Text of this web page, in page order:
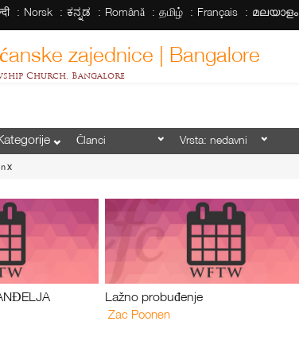
Norsk ಕನ್ನಡ Română தமிழ் Français മലയാളം
zajednice | Bangalore
Church, Bangalore
x
Lažno probuđenje
Zac Poonen